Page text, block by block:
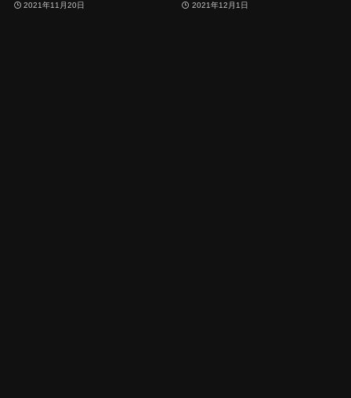
2021年11月20日 2021年12月1日